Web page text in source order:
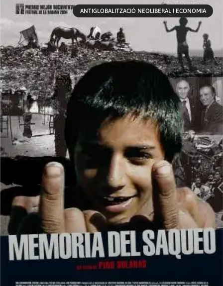
ANTIGLOBALITZACIÓ NEOLIBERAL I ECONOMIA